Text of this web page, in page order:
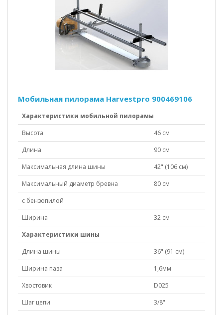
Мобильная пилорама Harvestpro 900469106
Характеристики мобильной пилорамы
Высота
46 см
Длина
90 см
Максимальная длина шины
42" (106 см)
Максимальный диаметр бревна
80 см
с бензопилой
Ширина
32 см
Характеристики шины
Длина шины
36" (91 см)
Ширина паза
1,6мм
Хвостовик
D025
Шаг цепи
3/8"